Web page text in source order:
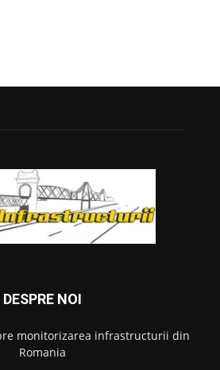
DESPRE NOI
monitorizarea infrastructurii din
Romania